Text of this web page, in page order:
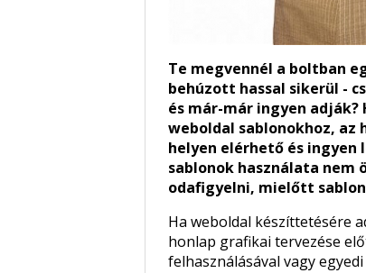
Te megvennél a boltban
behúzott hassal sikerül -
és már-már ingyen adják?
weboldal sablonokhoz,
helyen elérhető és
sablonok használata nem
odafigyelni, mielőtt
Ha weboldal készíttetésére
honlap grafikai tervezése
felhasználásával vagy